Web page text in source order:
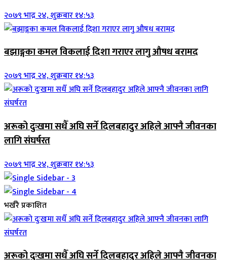
२०७९ भाद्र २४, शुक्रबार १४:५३
बझाङ्गका कमल विकलाई दिशा गराएर लागु औषध बरामद
२०७९ भाद्र २४, शुक्रबार १४:५३
अरूको दुःखमा सधैँ अघि सर्ने दिलबहादुर अहिले आफ्नै जीवनका
लागि संघर्षरत
२०७९ भाद्र २४, शुक्रबार १४:५३
भर्खरै प्रकाशित
अरूको दुःखमा सधैँ अघि सर्ने दिलबहादुर अहिले आफ्नै जीवनका